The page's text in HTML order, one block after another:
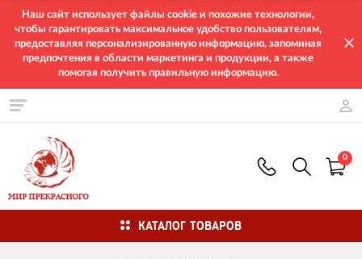
Наш сайт использует файлы cookie и похожие технологии,
чтобы гарантировать максимальное удобство пользователям,
предоставляя персонализированную информацию, запоминая
предпочтения в области маркетинга и продукции, а также
помогая получить правильную информацию.
0
КАТАЛОГ ТОВАРОВ